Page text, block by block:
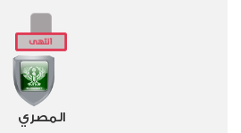
المصري